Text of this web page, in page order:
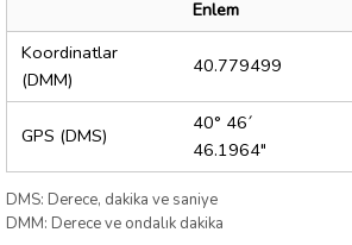
Enlem
Koordinatlar
(DMM)
40.779499
GPS (DMS)
40° 46´
46.1964"
DMS: Derece, dakika ve saniye
DMM: Derece ve ondalık dakika